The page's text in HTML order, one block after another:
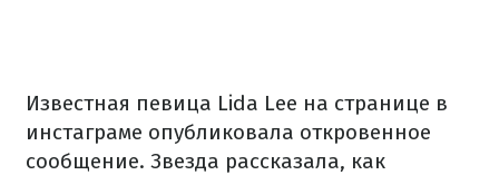
Известная певица Lida Lee на странице в
инстаграме опубликовала откровенное
сообщение. Звезда рассказала, как